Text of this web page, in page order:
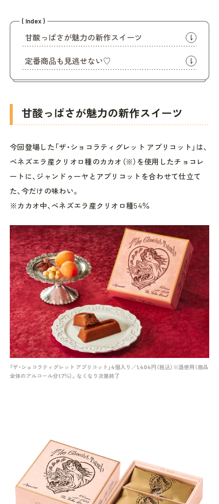
( Index )
甘酸っぱさが魅力の新作スイーツ
定番商品も見逃せない♡
甘酸っぱさが魅力の新作スイーツ
今回登場した「ザ・ショコラティグレット アプリコット」は、
ベネズエラ産クリオロ種のカカオ（※）を使用したチョコレ
ートに、ジャンドゥーヤとアプリコットを合わせて仕立て
た、今だけの味わい。
※カカオ中、ベネズエラ産クリオロ種54％
「ザ・ショコラティグレット アプリコット」4個入り／1,404円（税込）※酒使用（商品
全体のアルコール分1.7％）。なくなり次第終了